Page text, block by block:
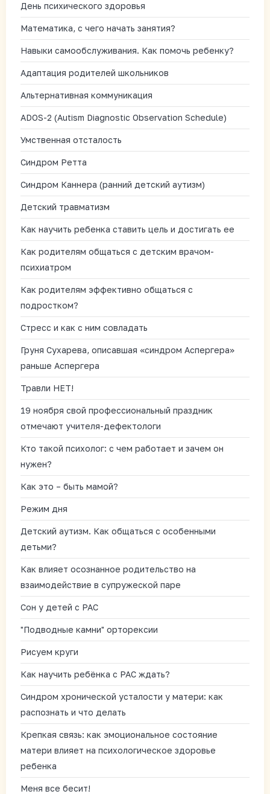
День психического здоровья
Математика, с чего начать занятия?
Навыки самообслуживания. Как помочь ребенку?
Адаптация родителей школьников
Альтернативная коммуникация
ADOS-2 (Autism Diagnostic Observation Schedule)
Умственная отсталость
Синдром Ретта
Синдром Каннера (ранний детский аутизм)
Детский травматизм
Как научить ребенка ставить цель и достигать ее
Как родителям общаться с детским врачом-
психиатром
Как родителям эффективно общаться с
подростком?
Стресс и как с ним совладать
Груня Сухарева, описавшая «синдром Аспергера»
раньше Аспергера
Травли НЕТ!
19 ноября свой профессиональный праздник
отмечают учителя-дефектологи
Кто такой психолог: с чем работает и зачем он
нужен?
Как это – быть мамой?
Режим дня
Детский аутизм. Как общаться с особенными
детьми?
Как влияет осознанное родительство на
взаимодействие в супружеской паре
Сон у детей с РАС
"Подводные камни" орторексии
Рисуем круги
Как научить ребёнка с РАС ждать?
Синдром хронической усталости у матери: как
распознать и что делать
Крепкая связь: как эмоциональное состояние
матери влияет на психологическое здоровье
ребенка
Меня все бесит!